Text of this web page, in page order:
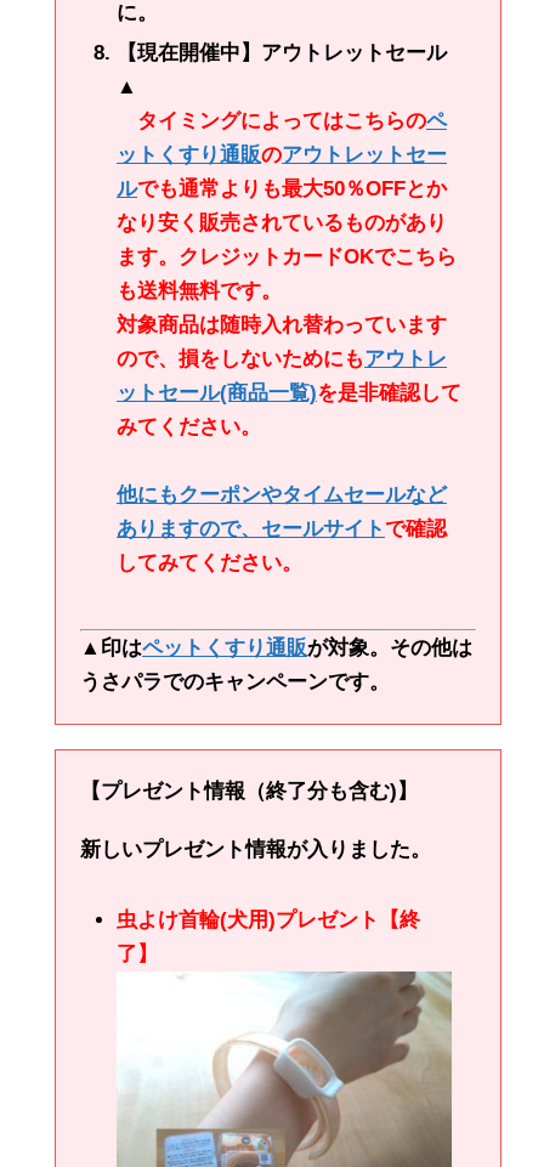
に。
【現在開催中】アウトレットセール
▲
タイミングによってはこちらのペ
ットくすり通販のアウトレットセー
ルでも通常よりも最大50％OFFとか
なり安く販売されているものがあり
ます。クレジットカードOKでこちら
も送料無料です。
対象商品は随時入れ替わっています
ので、損をしないためにもアウトレ
ットセール(商品一覧)を是非確認して
みてください。
他にもクーポンやタイムセールなど
ありますので、 セールサイトで確認
してみてください。
▲印はペットくすり通販が対象。その他は
うさパラでのキャンペーンです。
【プレゼント情報（終了分も含む)】
新しいプレゼント情報が入りました。
虫よけ首輪(犬用)プレゼント【終
了】